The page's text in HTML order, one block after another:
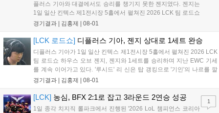
플러스 기아와 대결에서도 승리를 챙기지 못한 젠지였다. 젠지는
1일 일산 킨텍스 제1전시장 5홀에서 펼쳐진 2026 LCK 팀 로드쇼
하우스 오브 젠지 디플러스 기아와 3라운드 경기에서 0:2로 완패
부터 바텀, 탑 모두 교전이...
경기결과 | 김홍제 08-01
[LCK 로드쇼] 디플러스 기아, 젠지 상대로 1세트 완승
디플러스 기아가 1일 일산 킨텍스 제1전시장 5홀에서 펼쳐진 2026 LCK
팀 로드쇼 하우스 오브 젠지, 젠지와 1세트를 승리하며 지난 EWC 기세
를 계속 이어가고 있다. '루시드' 리 신은 탑 갱킹으로 '기인'의 나르를 깔
끔하게 잡았다. 그리고 '캐니언'의 스카너가 바텀으로 향했을 때 리 신이
경기결과 | 김홍제 08-01
[LCK] 농심, BFX 2:1로 잡고 3라운드 2연승 성공
1일 종각 치지직 롤파크에서 진행된 '2026 LoL 챔피언스 코리아
1